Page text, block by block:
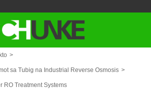
>
sa Tubig na Industrial Reverse Osmosis >
RO Treatment Systems